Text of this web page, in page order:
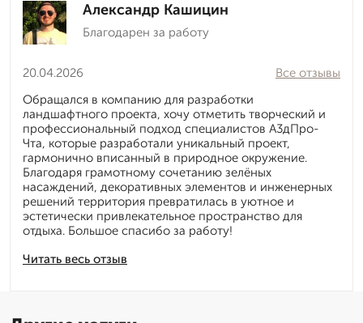
Александр Кашицин
Благодарен за работу
20.04.2026
Читать весь отзыв
Все отзывы
Обращался в компанию для разработки
ландшафтного проекта, хочу отметить творческий и
профессиональный подход специалистов А3дПро-
Чта, которые разработали уникальный проект,
гармонично вписанный в природное окружение.
Благодаря грамотному сочетанию зелёных
насаждений, декоративных элементов и инженерных
решений территория превратилась в уютное и
эстетически привлекательное пространство для
отдыха. Большое спасибо за работу!